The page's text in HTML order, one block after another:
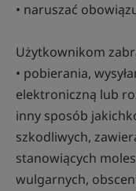
• naruszać
Użytkownikom
• pobierania,
elektroniczną lub
inny sposób
szkodliwych,
stanowiących
wulgarnych,